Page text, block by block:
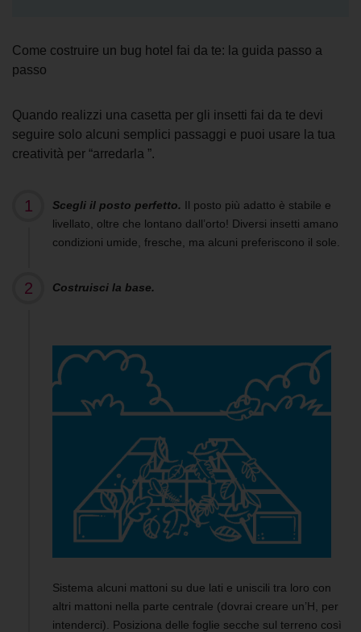
Come costruire un bug hotel fai da te: la guida passo a
passo
Quando realizzi una casetta per gli insetti fai da te devi
seguire solo alcuni semplici passaggi e puoi usare la tua
creatività per “arredarla ”.
Scegli il posto perfetto. Il posto più adatto è stabile e
livellato, oltre che lontano dall’orto! Diversi insetti amano
condizioni umide, fresche, ma alcuni preferiscono il sole.
Costruisci la base.
Sistema alcuni mattoni su due lati e uniscili tra loro con
altri mattoni nella parte centrale (dovrai creare un’H, per
intenderci). Posiziona delle foglie secche sul terreno così